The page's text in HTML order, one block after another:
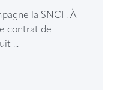
la SNCF. À
contrat de
...